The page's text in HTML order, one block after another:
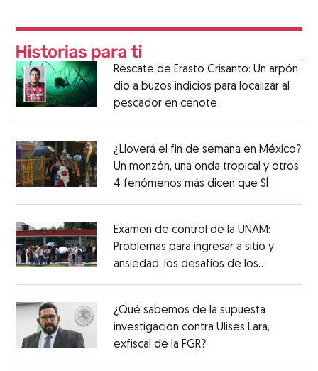
Rescate de Erasto Crisanto: Un arpón
dio a buzos indicios para localizar al
pescador en cenote
¿Lloverá el fin de semana en México?
Un monzón, una onda tropical y otros
4 fenómenos más dicen que SÍ
Examen de control de la UNAM:
Problemas para ingresar a sitio y
ansiedad, los desafíos de los
aspirantes
¿Qué sabemos de la supuesta
investigación contra Ulises Lara,
exfiscal de la FGR?